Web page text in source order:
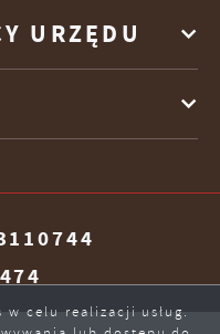
URZĘDU
celu realizacji usług.